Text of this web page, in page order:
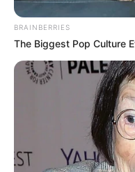
BRAINBERRIES
The Biggest Pop Culture